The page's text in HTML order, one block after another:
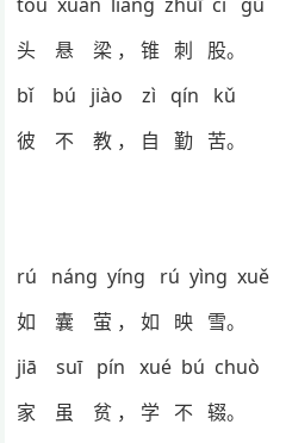
头 悬 梁 ， 锥 刺 股。
bǐ bú jiào zì qín kǔ
彼 不 教 ， 自 勤 苦。
rú náng yíng rú yìng xuě
如 囊 萤 ， 如 映 雪。
jiā suī pín xué bú chuò
家 虽 贫 ， 学 不 辍。